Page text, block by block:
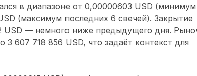
в диапазоне от 0,00000603 USD (минимум
(максимум последних 6 свечей). Закрытие
USD — немного ниже предыдущего дня.
3 607 718 856 USD, что задаёт контекст для